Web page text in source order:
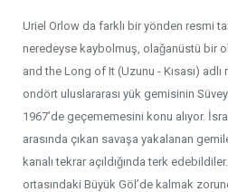
Uriel Orlow da farklı bir yönden resmi
neredeyse kaybolmuş, olağanüstü bir
and the Long of It (Uzunu - Kısası)
ondört uluslararası yük gemisinin
1967’de geçememesini konu alıyor.
arasında çıkan savaşa yakalanan
kanalı tekrar açıldığında terk edebildiler.
ortasındaki Büyük Göl’de kalmak